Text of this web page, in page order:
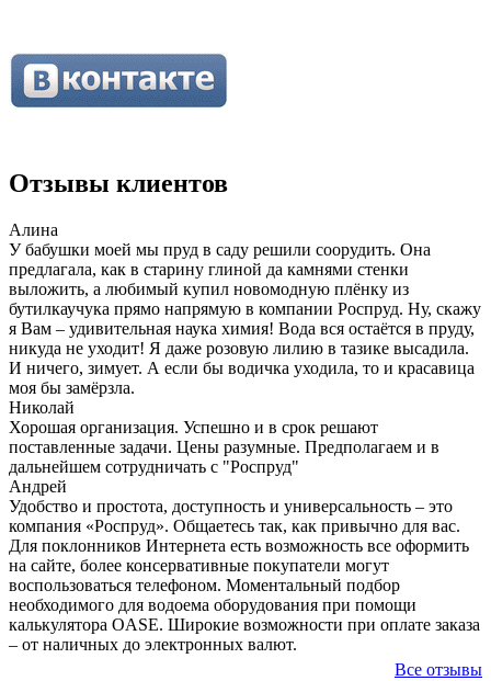
Отзывы клиентов
Алина
У бабушки моей мы пруд в саду решили соорудить. Она
предлагала, как в старину глиной да камнями стенки
выложить, а любимый купил новомодную плёнку из
бутилкаучука прямо напрямую в компании Роспруд. Ну, скажу
я Вам – удивительная наука химия! Вода вся остаётся в пруду,
никуда не уходит! Я даже розовую лилию в тазике высадила.
И ничего, зимует. А если бы водичка уходила, то и красавица
моя бы замёрзла.
Николай
Хорошая организация. Успешно и в срок решают
поставленные задачи. Цены разумные. Предполагаем и в
дальнейшем сотрудничать с "Роспруд"
Андрей
Удобство и простота, доступность и универсальность – это
компания «Роспруд». Общаетесь так, как привычно для вас.
Для поклонников Интернета есть возможность все оформить
на сайте, более консервативные покупатели могут
воспользоваться телефоном. Моментальный подбор
необходимого для водоема оборудования при помощи
калькулятора OASE. Широкие возможности при оплате заказа
– от наличных до электронных валют.
Все отзывы